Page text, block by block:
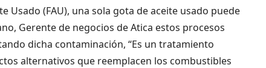
(FAU), una sola gota de aceite usado puede
Gerente de negocios de Atica estos procesos
dicha contaminación, “Es un tratamiento
alternativos que reemplacen los combustibles